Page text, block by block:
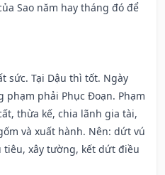
Sao năm hay tháng đó để
sức. Tại Dậu thì tốt. Ngày
phải Phục Đoạn. Phạm
thừa kế, chia lãnh gia tài,
và xuất hành. Nên: dứt vú
xây tường, kết dứt điều